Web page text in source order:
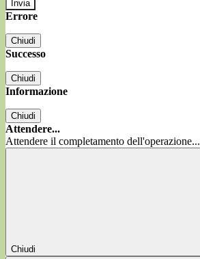
Errore
Chiudi
Successo
Chiudi
Informazione
Chiudi
Attendere...
Attendere il completamento dell'operazione...
Chiudi